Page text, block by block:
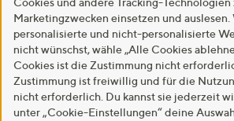
Marketingzwecken einsetzen und
personalisierte und nicht-personalisierte
nicht wünschst, wähle „Alle Cookies
Cookies ist die Zustimmung nicht
Zustimmung ist freiwillig und für die
nicht erforderlich. Du kannst sie jederzeit
unter „Cookie-Einstellungen“ deine